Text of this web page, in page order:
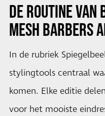
DE ROUTINE VAN
MESH BARBERS
In de rubriek
stylingtools centraal
komen. Elke editie
voor het mooiste